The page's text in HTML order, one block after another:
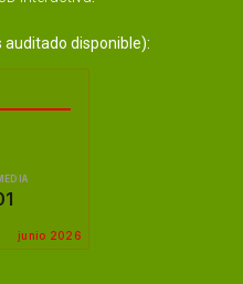
auditado disponible):